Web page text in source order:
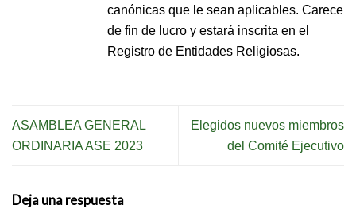
canónicas que le sean aplicables. Carece
de fin de lucro y estará inscrita en el
Registro de Entidades Religiosas.
ASAMBLEA GENERAL
ORDINARIA ASE 2023
Elegidos nuevos miembros
del Comité Ejecutivo
Deja una respuesta